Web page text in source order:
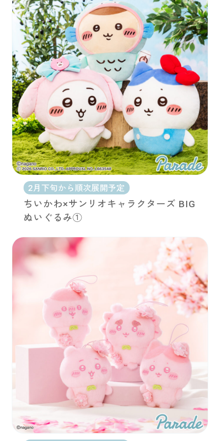
2月下旬から順次展開予定
ちいかわ×サンリオキャラクターズ BIG
ぬいぐるみ①